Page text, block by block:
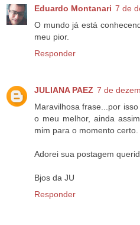
Eduardo Montanari 7 de
O mundo já está
meu pior.
Responder
JULIANA PAEZ 7 de
Maravilhosa frase...por
o meu melhor, ainda
mim para o momento certo.
Adorei sua postagem
Bjos da JU
Responder